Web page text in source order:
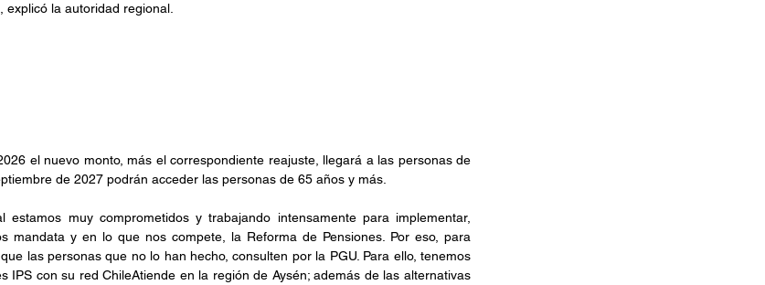
explicó la autoridad regional.
el nuevo monto, más el correspondiente reajuste, llegará a las personas de
de 2027 podrán acceder las personas de 65 años y más.
estamos muy comprometidos y trabajando intensamente para implementar,
mandata y en lo que nos compete, la Reforma de Pensiones. Por eso, para
las personas que no lo han hecho, consulten por la PGU. Para ello, tenemos
IPS con su red ChileAtiende en la región de Aysén; además de las alternativas